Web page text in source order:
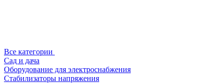
Все категории
Сад и дача
Оборудование для электроснабжения
Стабилизаторы напряжения